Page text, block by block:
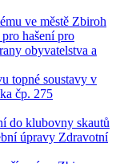
ve městě Zbiroh
hašení pro
obyvatelstva a
topné soustavy v
čp. 275
do klubovny skautů
úpravy Zdravotní